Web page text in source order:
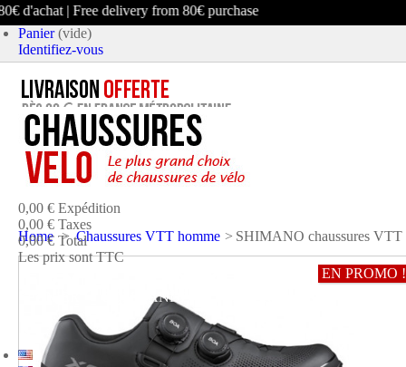
| Free delivery from 80€ purchase
Panier (vide)
Identifiez-vous
article (vide)
Aucun produit
0,00 € Expédition
0,00 € Taxes
0,00 € Total
Les prix sont TTC
COMMANDER ET PAYER
Home > Chaussures VTT homme > SHIMANO chaussures
EN PROMO !